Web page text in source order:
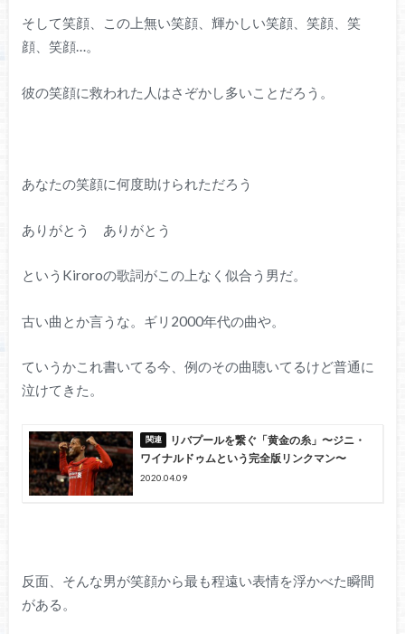
そして笑顔、この上無い笑顔、輝かしい笑顔、笑顔、笑
顔、笑顔…。
彼の笑顔に救われた人はさぞかし多いことだろう。
あなたの笑顔に何度助けられただろう
ありがとう ありがとう
というKiroroの歌詞がこの上なく似合う男だ。
古い曲とか言うな。ギリ2000年代の曲や。
ていうかこれ書いてる今、例のその曲聴いてるけど普通に
泣けてきた。
リバプールを繋ぐ「黄金の糸」〜ジニ・
ワイナルドゥムという完全版リンクマン〜
2020.04.09
反面、そんな男が笑顔から最も程遠い表情を浮かべた瞬間
がある。